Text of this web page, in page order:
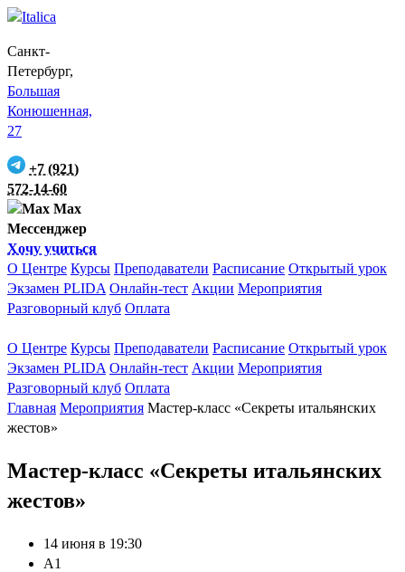
Санкт-
Петербург,
Большая
Конюшенная,
27
+7 (921)
572-14-60
Max
Мессенджер
Хочу учиться
О Центре Курсы Преподаватели Расписание Открытый урок
Экзамен PLIDA Онлайн-тест Акции Мероприятия
Разговорный клуб Оплата
О Центре Курсы Преподаватели Расписание Открытый урок
Экзамен PLIDA Онлайн-тест Акции Мероприятия
Разговорный клуб Оплата
Главная Мероприятия Мастер-класс «Секреты итальянских
жестов»
Мастер-класс «Секреты итальянских
жестов»
14 июня в 19:30
А1